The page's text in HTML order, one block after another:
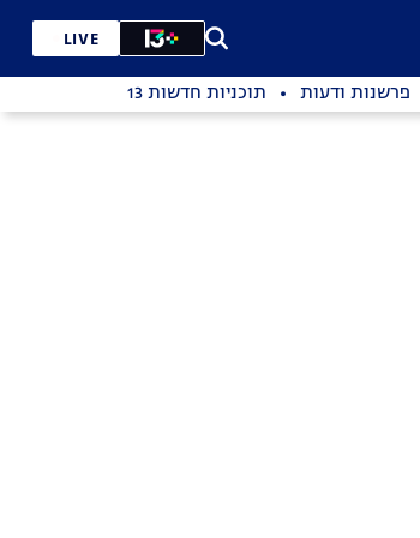
LIVE
פרשנות ודעות תוכניות חדשות 13